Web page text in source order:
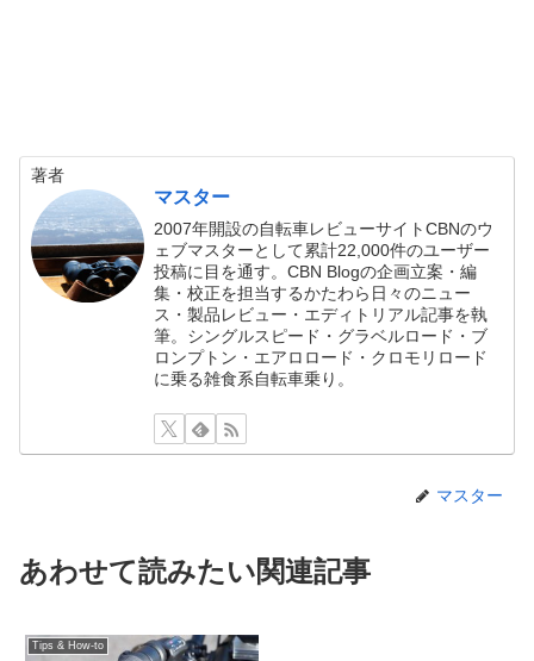
著者
マスター
2007年開設の自転車レビューサイトCBNのウ
ェブマスターとして累計22,000件のユーザー
投稿に目を通す。CBN Blogの企画立案・編
集・校正を担当するかたわら日々のニュー
ス・製品レビュー・エディトリアル記事を執
筆。シングルスピード・グラベルロード・ブ
ロンプトン・エアロロード・クロモリロード
に乗る雑食系自転車乗り。
マスター
あわせて読みたい関連記事
Tips & How-to